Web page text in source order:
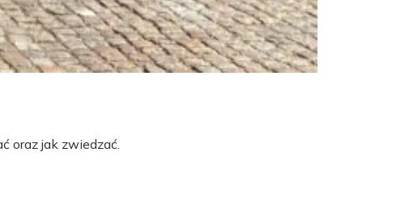
oraz jak zwiedzać.